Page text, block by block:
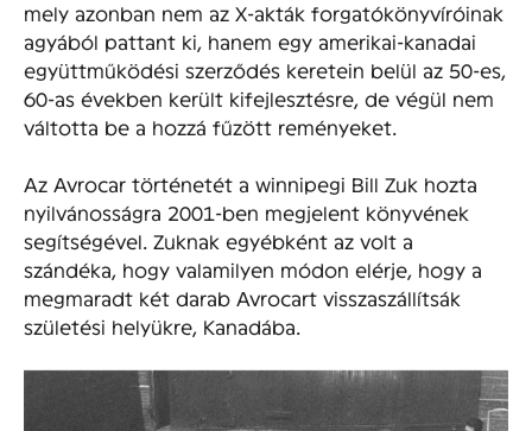
mely azonban nem az X-akták forgatókönyvíróinak
agyából pattant ki, hanem egy amerikai-kanadai
együttműködési szerződés keretein belül az 50-es,
60-as években került kifejlesztésre, de végül nem
váltotta be a hozzá fűzött reményeket.
Az Avrocar történetét a winnipegi Bill Zuk hozta
nyilvánosságra 2001-ben megjelent könyvének
segítségével. Zuknak egyébként az volt a
szándéka, hogy valamilyen módon elérje, hogy a
megmaradt két darab Avrocart visszaszállítsák
születési helyükre, Kanadába.